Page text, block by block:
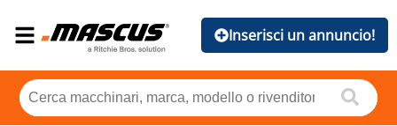
Inserisci un annuncio!